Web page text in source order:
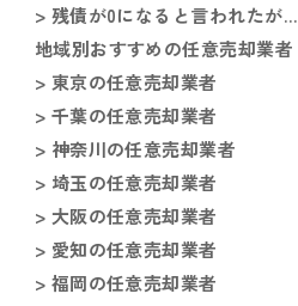
> 残債が0になると言われたが…
地域別おすすめの任意売却業者
> 東京の任意売却業者
> 千葉の任意売却業者
> 神奈川の任意売却業者
> 埼玉の任意売却業者
> 大阪の任意売却業者
> 愛知の任意売却業者
> 福岡の任意売却業者